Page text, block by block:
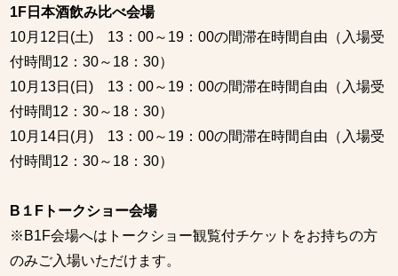
1F日本酒飲み比べ会場
10月12日(土) 13：00～19：00の間滞在時間自由（入場受
付時間12：30～18：30）
10月13日(日) 13：00～19：00の間滞在時間自由（入場受
付時間12：30～18：30）
10月14日(月) 13：00～19：00の間滞在時間自由（入場受
付時間12：30～18：30）
B１Fトークショー会場
※B1F会場へはトークショー観覧付チケットをお持ちの方
のみご入場いただけます。